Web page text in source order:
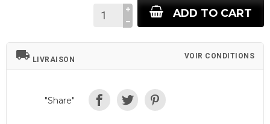
ADD TO CART
local_shipping LIVRAISON VOIR CONDITIONS
"Share"